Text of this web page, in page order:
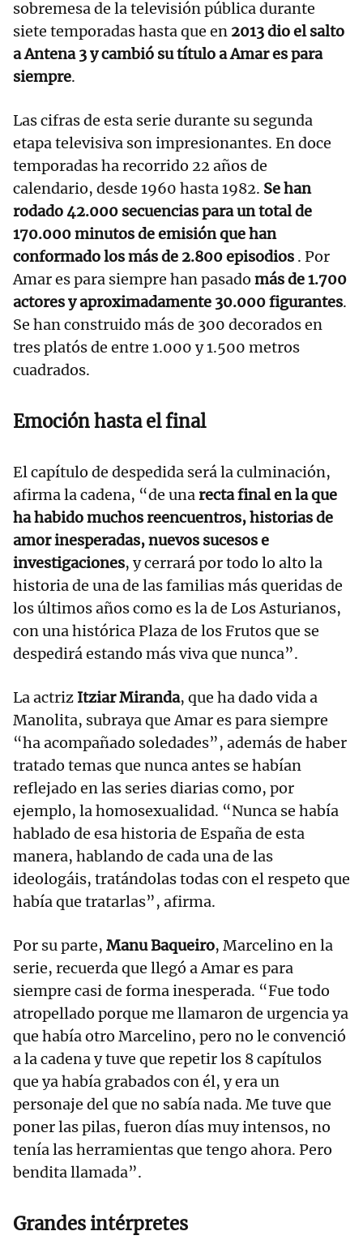
sobremesa de la televisión pública durante
siete temporadas hasta que en 2013 dio el salto
a Antena 3 y cambió su título a Amar es para
siempre.
Las cifras de esta serie durante su segunda
etapa televisiva son impresionantes. En doce
temporadas ha recorrido 22 años de
calendario, desde 1960 hasta 1982. Se han
rodado 42.000 secuencias para un total de
170.000 minutos de emisión que han
conformado los más de 2.800 episodios . Por
Amar es para siempre han pasado más de 1.700
actores y aproximadamente 30.000 figurantes.
Se han construido más de 300 decorados en
tres platós de entre 1.000 y 1.500 metros
cuadrados.
Emoción hasta el final
El capítulo de despedida será la culminación,
afirma la cadena, “de unarecta final en la que
ha habido muchos reencuentros, historias de
amor inesperadas, nuevos sucesos e
investigaciones, y cerrará por todo lo alto la
historia de una de las familias más queridas de
los últimos años como es la de Los Asturianos,
con una histórica Plaza de los Frutos que se
despedirá estando más viva que nunca”.
La actriz Itziar Miranda, que ha dado vida a
Manolita, subraya que Amar es para siempre
“ha acompañado soledades”, además de haber
tratado temas que nunca antes se habían
reflejado en las series diarias como, por
ejemplo, la homosexualidad. “Nunca se había
hablado de esa historia de España de esta
manera, hablando de cada una de las
ideologáis, tratándolas todas con el respeto que
había que tratarlas”, afirma.
Por su parte, Manu Baqueiro, Marcelino en la
serie, recuerda que llegó a Amar es para
siempre casi de forma inesperada. “Fue todo
atropellado porque me llamaron de urgencia ya
que había otro Marcelino, pero no le convenció
a la cadena y tuve que repetir los 8 capítulos
que ya había grabados con él, y era un
personaje del que no sabía nada. Me tuve que
poner las pilas, fueron días muy intensos, no
tenía las herramientas que tengo ahora. Pero
bendita llamada”.
Grandes intérpretes